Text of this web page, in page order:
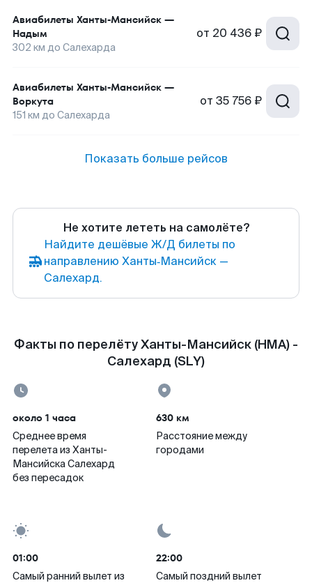
Авиабилеты Ханты-Мансийск —
Надым
302 км до Салехарда
от 20 436 ₽
Авиабилеты Ханты-Мансийск —
Воркута
151 км до Салехарда
от 35 756 ₽
Показать больше рейсов
Не хотите лететь на самолёте?
Найдите дешёвые Ж/Д билеты по
направлению Ханты‑Мансийск —
Салехард.
Факты по перелёту Ханты-Мансийск (HMA) -
Салехард (SLY)
около 1 часа
Среднее время
перелета из Ханты-
Мансийска Салехард
без пересадок
630 км
Расстояние между
городами
01:00
Самый ранний вылет из
22:00
Самый поздний вылет